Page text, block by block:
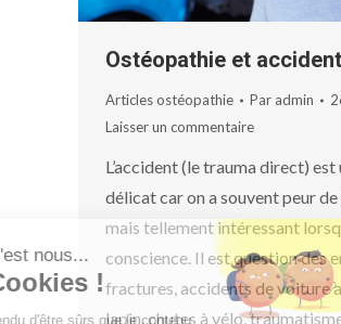
Ostéopathie et accident
Articles ostéopathie Par admin
Laisser un commentaire
L’accident (le trauma direct) est
délicat car on a souvent peur
mais tellement intéressant
conscience. Il est question des
fractures, accidents de voiture
lapin, chutes à vélo,
Salut c'est nous...
les Cookies !
On a attendu d'être sûrs que le contenu